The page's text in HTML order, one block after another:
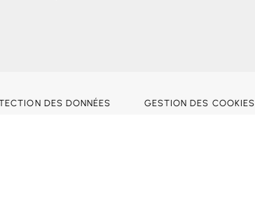
DES DONNÉES GESTION DES COOKIES